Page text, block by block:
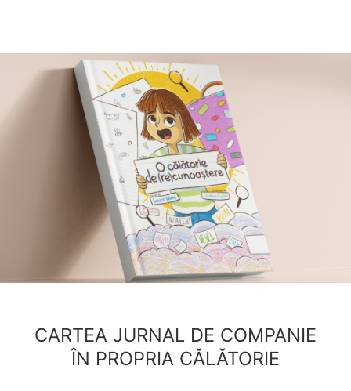
CARTEA JURNAL DE COMPANIE
ÎN PROPRIA CĂLĂTORIE